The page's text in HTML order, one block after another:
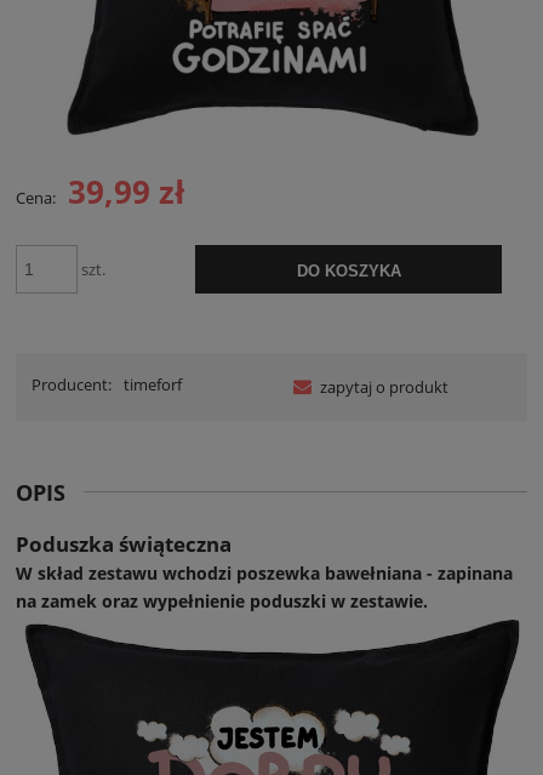
Cena: 39,99 zł
szt. DO KOSZYKA
Producent: timeforf zapytaj o produkt
OPIS
Poduszka świąteczna
W skład zestawu wchodzi poszewka bawełniana - zapinana
na zamek oraz wypełnienie poduszki w zestawie.